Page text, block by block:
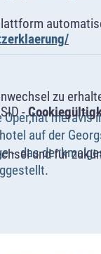
zu
-
und für
meravis
auf der
- das